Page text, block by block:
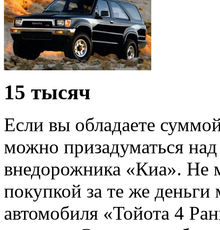
15 тысяч
Если вы обладаете
можно призадуматься
внедорожника «Киа». Не
покупкой за те же деньги
автомобиля «Тойота 4